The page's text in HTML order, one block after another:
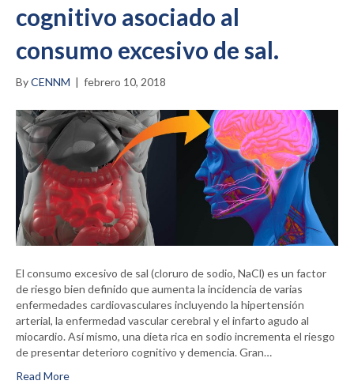
cognitivo asociado al
consumo excesivo de sal.
ByCENNM | febrero 10, 2018
El consumo excesivo de sal (cloruro de sodio, NaCl) es un factor
de riesgo bien definido que aumenta la incidencia de varias
enfermedades cardiovasculares incluyendo la hipertensión
arterial, la enfermedad vascular cerebral y el infarto agudo al
miocardio. Así mismo, una dieta rica en sodio incrementa el riesgo
de presentar deterioro cognitivo y demencia. Gran…
Read More